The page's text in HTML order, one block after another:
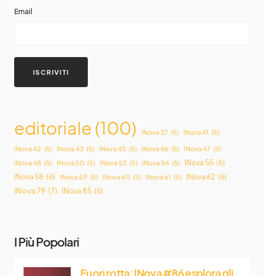
Email
editoriale(100) INova 37 (5) INova 41 (5)
INova 42 (5) INova 43 (5) INova 45 (5) INova 46 (5) INova 47 (5)
INova 48 (5) INova 50 (5) INova 53 (5) INova 54 (5) INova 55 (6)
INova 58 (6) INova 59 (5) INova 60 (5) INova 61 (5) INova 62 (6)
INova 79 (7) INova 85 (6)
I Più Popolari
Fuori rotta: INova #86 esplora gli